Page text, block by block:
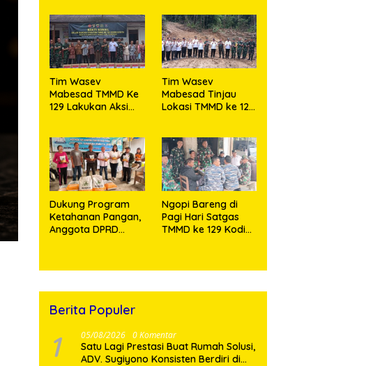
906 Tersangka
Diamankan
Terimakasih
Kepada TNI,
Semoga
Kedepannya TNI
Semakin Jaya
Tim Wasev
Mabesad TMMD Ke
129 Lakukan Aksi
Kepada Warga
Desa Sijarango
Tim Wasev
Mabesad Tinjau
Lokasi TMMD ke 129
Kecamatan Pakkat
Dukung Program
Ketahanan Pangan,
Anggota DPRD
Kilo ke Toba
Ngopi Bareng di
Pagi Hari Satgas
TMMD ke 129 Kodim
Berita Populer
1 05/08/2026 0 Komentar
Satu Lagi Prestasi Buat Rumah Solusi,
ADV. Sugiyono Konsisten Berdiri di